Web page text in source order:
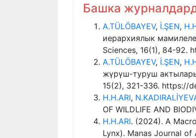
Башка
A.TÜLÖBAYEV, İ.ŞEN,
иерархиялык
Sciences, 16(1), 84-92.
A.TÜLÖBAYEV, İ.ŞEN,
жүрүш-туруш
15(2), 321-336. https://
H.H.ARI,
OF WILDLIFE AND
H.H.ARI. (2024). A
Lynx). Manas Journal of